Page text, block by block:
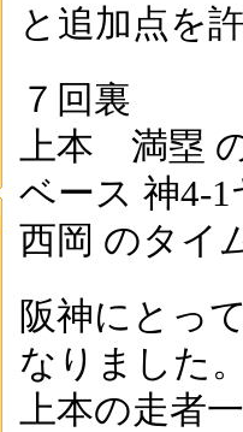
と追加点を
７回裏
上本 満塁
ベース 神4-1
西岡 のタイ
阪神にとっ
なりました
上本の走者